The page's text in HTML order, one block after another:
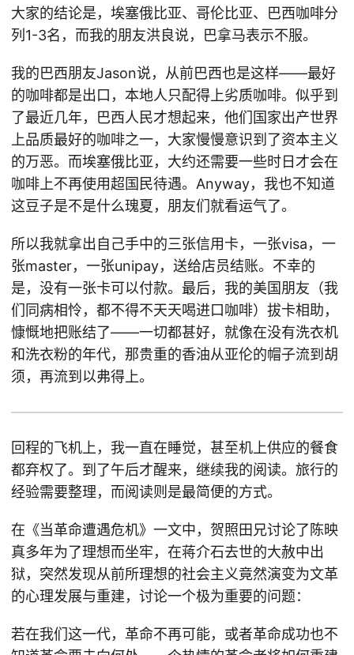
大家的结论是，埃塞俄比亚、哥伦比亚、巴西咖啡分
列1-3名，而我的朋友洪良说，巴拿马表示不服。
我的巴西朋友Jason说，从前巴西也是这样——最好
的咖啡都是出口，本地人只配得上劣质咖啡。似乎到
了最近几年，巴西人民才想起来，他们国家出产世界
上品质最好的咖啡之一，大家慢慢意识到了资本主义
的万恶。而埃塞俄比亚，大约还需要一些时日才会在
咖啡上不再使用超国民待遇。Anyway，我也不知道
这豆子是不是什么瑰夏，朋友们就看运气了。
所以我就拿出自己手中的三张信用卡，一张visa，一
张master，一张unipay，送给店员结账。不幸的
是，没有一张卡可以付款。最后，我的美国朋友（我
们同病相怜，都不得不天天喝进口咖啡）拔卡相助，
慷慨地把账结了——一切都甚好，就像在没有洗衣机
和洗衣粉的年代，那贵重的香油从亚伦的帽子流到胡
须，再流到以弗得上。
回程的飞机上，我一直在睡觉，甚至机上供应的餐食
都弃权了。到了午后才醒来，继续我的阅读。旅行的
经验需要整理，而阅读则是最简便的方式。
在《当革命遭遇危机》一文中，贺照田兄讨论了陈映
真多年为了理想而坐牢，在蒋介石去世的大赦中出
狱，突然发现从前所理想的社会主义竟然演变为文革
的心理发展与重建，讨论一个极为重要的问题：
若在我们这一代，革命不再可能，或者革命成功也不